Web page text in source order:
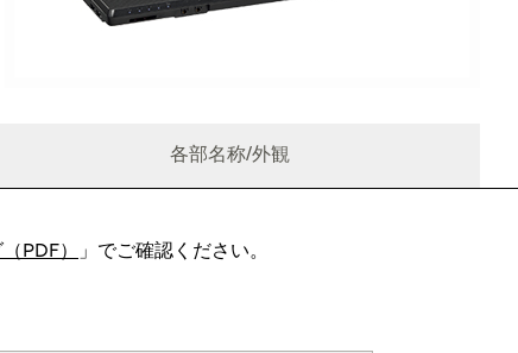
各部名称/外観
PDF） 」でご確認ください。